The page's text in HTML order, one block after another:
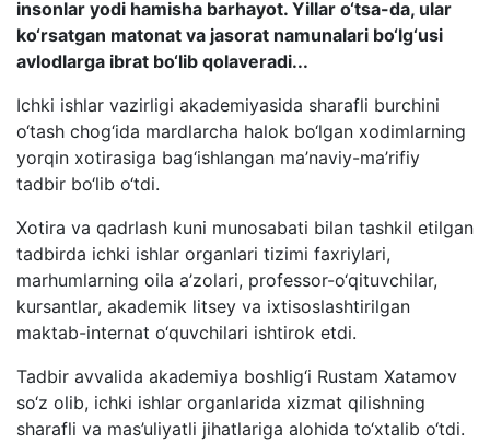
insonlar yodi hamisha barhayot. Yillar o‘tsa-da, ular
ko‘rsatgan matonat va jasorat namunalari bo‘lg‘usi
avlodlarga ibrat bo‘lib qolaveradi...
Ichki ishlar vazirligi akademiyasida sharafli burchini
o‘tash chog‘ida mardlarcha halok bo‘lgan xodimlarning
yorqin xotirasiga bag‘ishlangan ma’naviy-ma’rifiy
tadbir bo‘lib o‘tdi.
Xotira va qadrlash kuni munosabati bilan tashkil etilgan
tadbirda ichki ishlar organlari tizimi faxriylari,
marhumlarning oila a’zolari, professor-o‘qituvchilar,
kursantlar, akademik litsey va ixtisoslashtirilgan
maktab-internat o‘quvchilari ishtirok etdi.
Tadbir avvalida akademiya boshlig‘i Rustam Xatamov
so‘z olib, ichki ishlar organlarida xizmat qilishning
sharafli va mas’uliyatli jihatlariga alohida to‘xtalib o‘tdi.